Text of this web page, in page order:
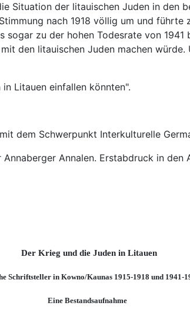
Situation der litauischen Juden in den
nach 1918 völlig um und
zu der hohen Todesrate von
den litauischen Juden machen
Litauen einfallen könnten".
dem Schwerpunkt Interkulturelle
Annalen. Erstabdruck in den
Der Krieg und die Juden in Litauen
Schriftsteller in Kowno/Kaunas 1915-1918 und 1941-
Eine Bestandsaufnahme